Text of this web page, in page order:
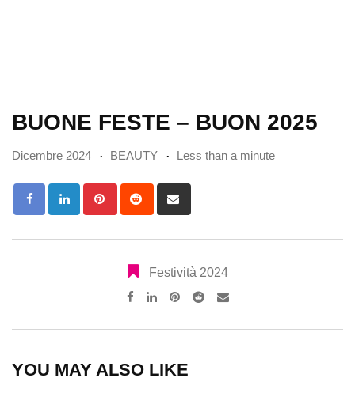
BUONE FESTE – BUON 2025
Dicembre 2024 BEAUTY Less than a minute
PinterestReddit
via
Festività 2024
Pinterest
RedditShare
YOU MAY ALSO LIKE